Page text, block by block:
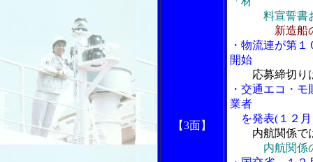
【3面】
料宣誓書お
新造船
・物流連が第
開始
応募締切り
・交通エコ・
業者
を発表(１２月
内航関係で
内航関係